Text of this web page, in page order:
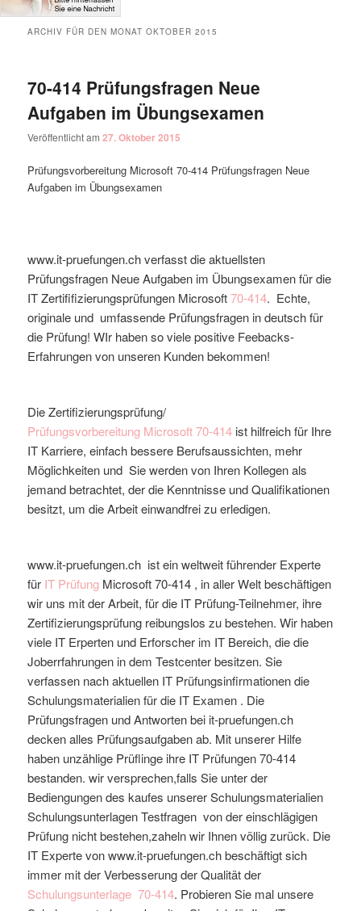
ARCHIV FÜR DEN MONATOKTOBER 2015
70-414 Prüfungsfragen Neue
Aufgaben im Übungsexamen
Veröffentlicht am27. Oktober 2015
Prüfungsvorbereitung Microsoft 70-414 Prüfungsfragen Neue
Aufgaben im Übungsexamen
www.it-pruefungen.ch verfasst die aktuellsten
Prüfungsfragen Neue Aufgaben im Übungsexamen für die
IT Zertififizierungsprüfungen Microsoft70-414. Echte,
originale und umfassende Prüfungsfragen in deutsch für
die Prüfung! WIr haben so viele positive Feebacks-
Erfahrungen von unseren Kunden bekommen!
Die Zertifizierungsprüfung/
Prüfungsvorbereitung Microsoft70-414 ist hilfreich für Ihre
IT Karriere, einfach bessere Berufsaussichten, mehr
Möglichkeiten und Sie werden von Ihren Kollegen als
jemand betrachtet, der die Kenntnisse und Qualifikationen
besitzt, um die Arbeit einwandfrei zu erledigen.
www.it-pruefungen.ch ist ein weltweit führender Experte
für IT Prüfung Microsoft70-414 , in aller Welt beschäftigen
wir uns mit der Arbeit, für die IT Prüfung-Teilnehmer, ihre
Zertifizierungsprüfung reibungslos zu bestehen. Wir haben
viele IT Erperten und Erforscher im IT Bereich, die die
Joberrfahrungen in dem Testcenter besitzen. Sie
verfassen nach aktuellen IT Prüfungsinfirmationen die
Schulungsmaterialien für die IT Examen . Die
Prüfungsfragen und Antworten bei it-pruefungen.ch
decken alles Prüfungsaufgaben ab. Mit unserer Hilfe
haben unzählige Prüflinge ihre IT Prüfungen 70-414
bestanden. wir versprechen,falls Sie unter der
Bediengungen des kaufes unserer Schulungsmaterialien
Schulungsunterlagen Testfragen von der einschlägigen
Prüfung nicht bestehen,zaheln wir Ihnen völlig zurück. Die
IT Experte von www.it-pruefungen.ch beschäftigt sich
immer mit der Verbesserung der Qualität der
Schulungsunterlage 70-414. Probieren Sie mal unsere